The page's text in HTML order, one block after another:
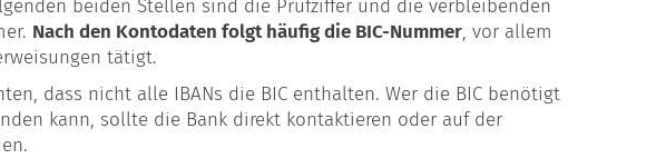
beiden Stellen sind die Prüfziffer und die verbleibenden
Nach den Kontodaten folgt häufig die BIC-Nummer, vor allem
tätigt.
dass nicht alle IBANs die BIC enthalten. Wer die BIC benötigt
kann, sollte die Bank direkt kontaktieren oder auf der